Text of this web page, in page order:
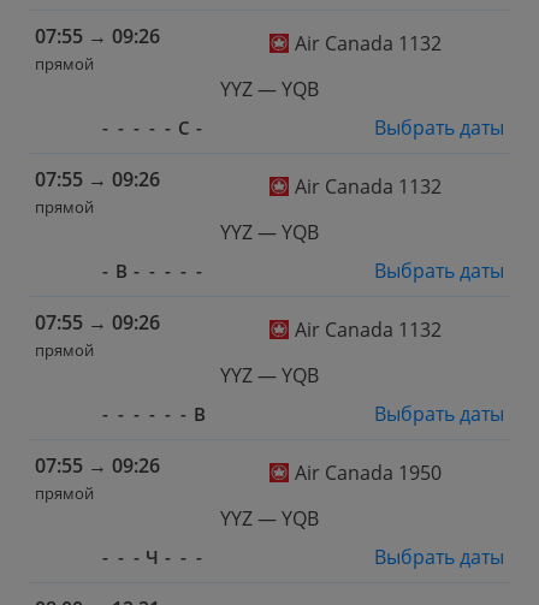
07:55 → 09:26
прямой
Air Canada 1132
YYZ — YQB
- - - - - С -
Выбрать даты
07:55 → 09:26
прямой
Air Canada 1132
YYZ — YQB
- В - - - - -
Выбрать даты
07:55 → 09:26
прямой
Air Canada 1132
YYZ — YQB
- - - - - - В
Выбрать даты
07:55 → 09:26
прямой
Air Canada 1950
YYZ — YQB
- - - Ч - - -
Выбрать даты